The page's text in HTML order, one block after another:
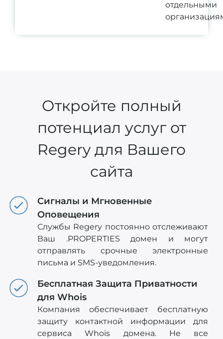
отдельными
Откройте полный
потенциал услуг от
Regery для Вашего
сайта
Сигналы и Мгновенные
Оповещения
Службы Regery постоянно отслеживают
Ваш .PROPERTIES домен и могут
отправлять срочные электронные
письма и SMS-уведомления.
Бесплатная Защита Приватности
для Whois
Компания обеспечивает бесплатную
защиту контактной информации для
сервиса Whois домена. Не все